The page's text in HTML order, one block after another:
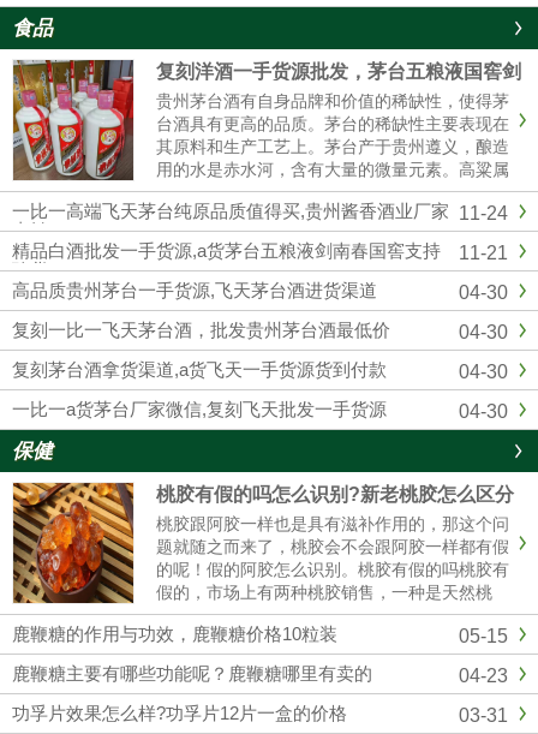
食品
复刻洋酒一手货源批发，茅台五粮液国窖剑
南春厂家直销
贵州茅台酒有自身品牌和价值的稀缺性，使得茅
台酒具有更高的品质。茅台的稀缺性主要表现在
其原料和生产工艺上。茅台产于贵州遵义，酿造
用的水是赤水河，含有大量的微量元素。高粱属
糯高粱，其曲独特，不易传诵。生产工艺复杂，
茅台酒要五年后才能卖。这使得茅台酒口感醇厚
纯正。精品茅台五粮液一手货源批发我们是专业
供应复刻飞天茅台酒的知名白...
11-24
一比一高端飞天茅台纯原品质值得买,贵州酱香酒业厂家
直销
11-21
精品白酒批发一手货源,a货茅台五粮液剑南春国窖支持
验货
04-30
高品质贵州茅台一手货源,飞天茅台酒进货渠道
04-30
复刻一比一飞天茅台酒，批发贵州茅台酒最低价
04-30
复刻茅台酒拿货渠道,a货飞天一手货源货到付款
04-30
一比一a货茅台厂家微信,复刻飞天批发一手货源
保健
桃胶有假的吗怎么识别?新老桃胶怎么区分
桃胶跟阿胶一样也是具有滋补作用的，那这个问
题就随之而来了，桃胶会不会跟阿胶一样都有假
的呢！假的阿胶怎么识别。桃胶有假的吗桃胶有
假的，市场上有两种桃胶销售，一种是天然桃
胶，还有一种是精加工过的桃胶，而且市场价格
35元/斤到百元，具体也看桃胶的质量。桃胶假
的怎么辨别（1）看颜色真正的......
05-15
鹿鞭糖的作用与功效，鹿鞭糖价格10粒装
04-23
鹿鞭糖主要有哪些功能呢？鹿鞭糖哪里有卖的
03-31
功孚片效果怎么样?功孚片12片一盒的价格